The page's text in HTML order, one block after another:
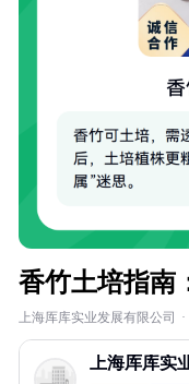
香竹土培指南
上海厍库实业发展有限公司 ·
上海厍库实